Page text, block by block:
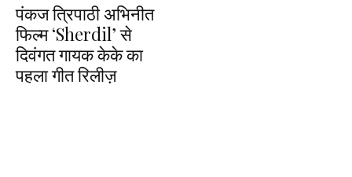
पंकज त्रिपाठी अभिनीत
फिल्म ‘Sherdil’ से
दिवंगत गायक केके का
पहला गीत रिलीज़